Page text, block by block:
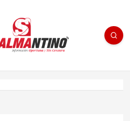
- medios/noticias/editorial